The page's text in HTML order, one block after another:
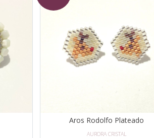
Aros Rodolfo Plateado
AURORA CRISTAL